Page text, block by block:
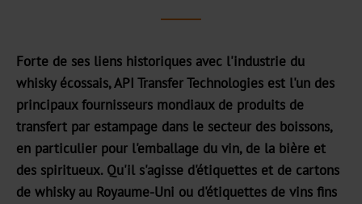
Produits
verts
Production
durable
Conformité
Forte de ses liens historiques avec l'industrie du
whisky écossais, API Transfer Technologies est l'un des
principaux fournisseurs mondiaux de produits de
transfert par estampage dans le secteur des boissons,
en particulier pour l'emballage du vin, de la bière et
des spiritueux. Qu'il s'agisse d'étiquettes et de cartons
de whisky au Royaume-Uni ou d'étiquettes de vins fins